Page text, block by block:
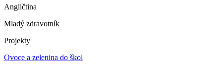
Angličtina
Mladý zdravotník
Projekty
Ovoce a zelenina do škol